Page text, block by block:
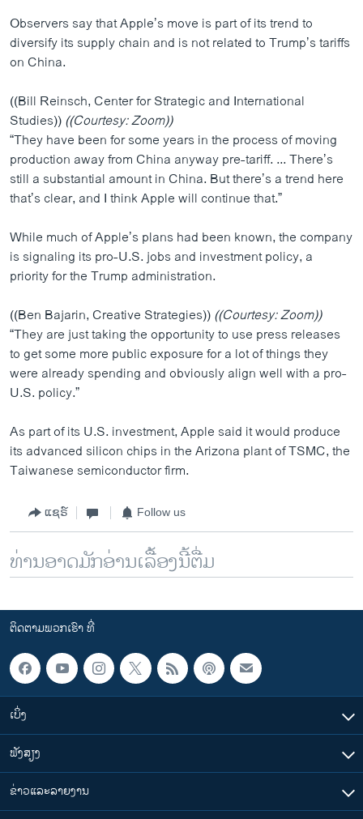
Observers say that Apple’s move is part of its trend to
diversify its supply chain and is not related to Trump’s tariffs
on China.
((Bill Reinsch, Center for Strategic and International
Studies))((Courtesy: Zoom))
“They have been for some years in the process of moving
production away from China anyway pre-tariff. ... There’s
still a substantial amount in China. But there’s a trend here
that’s clear, and I think Apple will continue that.”
While much of Apple’s plans had been known, the company
is signaling its pro-U.S. jobs and investment policy, a
priority for the Trump administration.
((Ben Bajarin, Creative Strategies))((Courtesy: Zoom))
“They are just taking the opportunity to use press releases
to get some more public exposure for a lot of things they
were already spending and obviously align well with a pro-
U.S. policy.”
As part of its U.S. investment, Apple said it would produce
its advanced silicon chips in the Arizona plant of TSMC, the
Taiwanese semiconductor firm.
ແຊຣ໌ Follow us
ທ່ານອາດມັກອ່ານເລື້ອງນີ້ຕື່ມ
ຕິດຕາມພວກເຮົາ ທີ່
ເບິ່ງ
ຟັງສຽງ
ຂ່າວແລະລາຍງານ